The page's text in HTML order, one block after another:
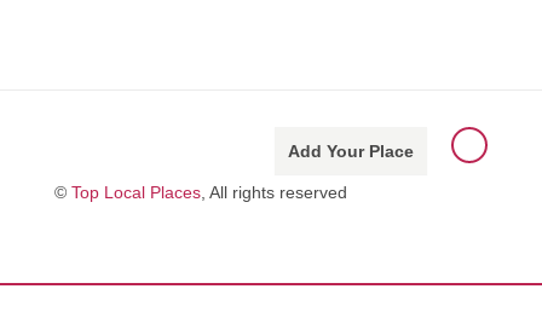
Add Your Place
© Top Local Places, All rights reserved